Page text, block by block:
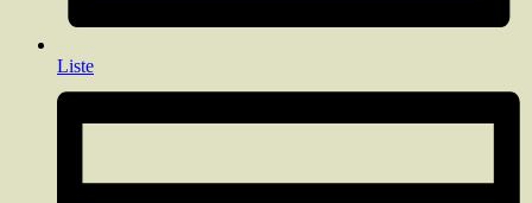
Liste